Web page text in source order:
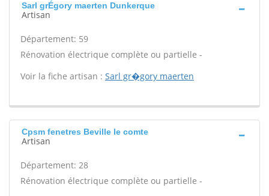
Sarl grÉgory maerten Dunkerque
Artisan
Département: 59
Rénovation électrique complète ou partielle -
Voir la fiche artisan : Sarl gr�gory maerten
Cpsm fenetres Beville le comte
Artisan
Département: 28
Rénovation électrique complète ou partielle -